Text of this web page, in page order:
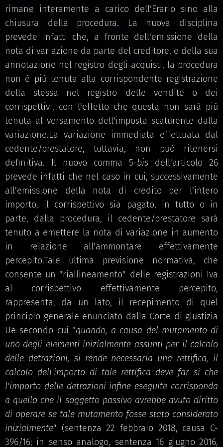
rimane interamente a carico dell'Erario sino alla
chiusura della procedura. La nuova disciplina
prevede infatti che, a fronte dell'emissione della
nota di variazione da parte del creditore, e della sua
annotazione nel registro degli acquisti, la procedura
non è più tenuta alla corrispondente registrazione
della stessa nel registro delle vendite o dei
corrispettivi, con l'effetto che questa non sarà più
tenuta al versamento dell'imposta scaturente dalla
variazione.La variazione immediata effettuata dal
cedente/prestatore, tuttavia, non può ritenersi
definitiva. Il nuovo comma 5-bis dell'articolo 26
prevede infatti che nel caso in cui, successivamente
all'emissione della nota di credito per l'intero
importo, il corrispettivo sia pagato, in tutto o in
parte, dalla procedura, il cedente/prestatore sarà
tenuto a emettere la nota di variazione in aumento
in relazione all'ammontare effettivamente
percepito.Tale ultima previsione normativa, che
consente un "riallineamento" delle registrazioni Iva
al corrispettivo effettivamente percepito,
rappresenta, da un lato, il recepimento di quel
principio generale enunciato dalla Corte di giustizia
Ue secondo cui "quando, a causa del mutamento di
uno degli elementi inizialmente assunti per il calcolo
delle detrazioni, si rende necessaria una rettifica, il
calcolo dell'importo di tale rettifica deve far sì che
l'importo delle detrazioni infine eseguite corrisponda
a quello che il soggetto passivo avrebbe avuto diritto
di operare se tale mutamento fosse stato considerato
inizialmente" (sentenza 22 febbraio 2018, causa C-
396/16; in senso analogo, sentenza 16 giugno 2016,